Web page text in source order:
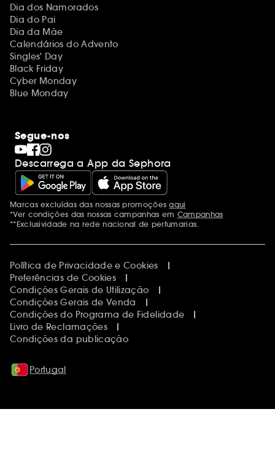
Dia dos Namorados
Dia do Pai
Dia da Mãe
Calendários do Advento
Singles' Day
Black Friday
Cyber Monday
Blue Monday
Segue-nos
Descarrega a App da Sephora
Menções adicionais
Marcas excluídas das nossas promoçõesaqui
*Ver condições das nossas campanhas em Campanhas
**Exclusividade na rede nacional de perfumarias.
Política de Privacidade e Cookies
Preferências de Cookies
Condições Gerais de Utilização
Condições Gerais de Venda
Condições do Programa de Fidelidade
Livro de Reclamações
Condições da publicação
Portugal